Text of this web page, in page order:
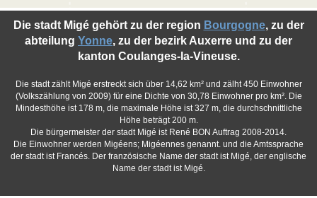
Die stadt Migé gehört zu der region Bourgogne, zu der
abteilung Yonne, zu der bezirk Auxerre und zu der
kanton Coulanges-la-Vineuse.
Die stadt zählt Migé erstreckt sich über 14,62 km² und zälht 450 Einwohner
(Volkszählung von 2009) für eine Dichte von 30,78 Einwohner pro km². Die
Mindesthöhe ist 178 m, die maximale Höhe ist 327 m, die durchschnittliche
Höhe beträgt 200 m.
Die bürgermeister der stadt Migé ist René BON Auftrag 2008-2014.
Die Einwohner werden Migéens; Migéennes genannt. und die Amtssprache
der stadt ist Francés. Der französische Name der stadt ist Migé, der englische
Name der stadt ist Migé.